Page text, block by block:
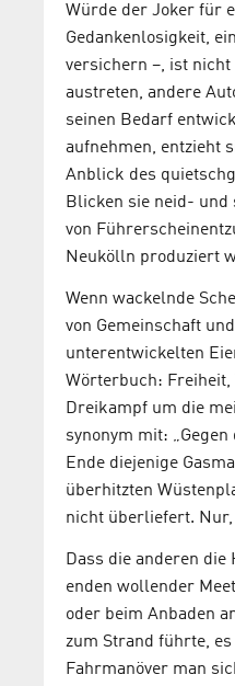
Würde der Joker für
Gedankenlosigkeit,
versichern –, ist
austreten, andere
seinen Bedarf
aufnehmen, entzieht
Anblick des
Blicken sie neid- und
von
Neukölln produziert
Wenn wackelnde
von Gemeinschaft
unterentwickelten
Wörterbuch: Freiheit,
Dreikampf um die
synonym mit:
Ende diejenige
überhitzten
nicht überliefert.
Dass die anderen
enden wollender
oder beim Anbaden
zum Strand führte,
Fahrmanöver man